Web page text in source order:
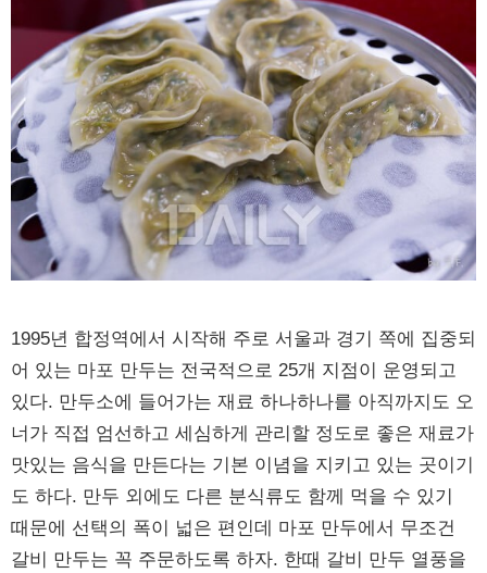
1995년 합정역에서 시작해 주로 서울과 경기 쪽에 집중되
어 있는 마포 만두는 전국적으로 25개 지점이 운영되고
있다. 만두소에 들어가는 재료 하나하나를 아직까지도 오
너가 직접 엄선하고 세심하게 관리할 정도로 좋은 재료가
맛있는 음식을 만든다는 기본 이념을 지키고 있는 곳이기
도 하다. 만두 외에도 다른 분식류도 함께 먹을 수 있기
때문에 선택의 폭이 넓은 편인데 마포 만두에서 무조건
갈비 만두는 꼭 주문하도록 하자. 한때 갈비 만두 열풍을